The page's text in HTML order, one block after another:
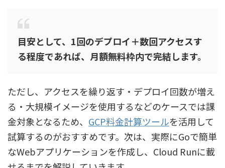
目安として、1回のデプロイ＋数回アクセスす
る程度であれば、月額無料枠内で完結します。
ただし、アクセスを繰り返す・デプロイ回数が増え
る・大規模イメージを使用するなどのケースでは課
金対象となるため、 GCP料金計算ツールを活用して
試算するのがおすすめです。次は、実際にGoで簡単
なWebアプリケーションを作成し、Cloud Runに載